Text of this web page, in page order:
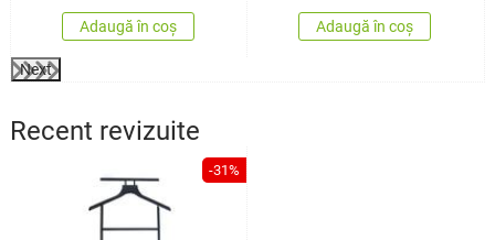
Adaugă în coș Adaugă în coș
Next
Recent revizuite
-31%